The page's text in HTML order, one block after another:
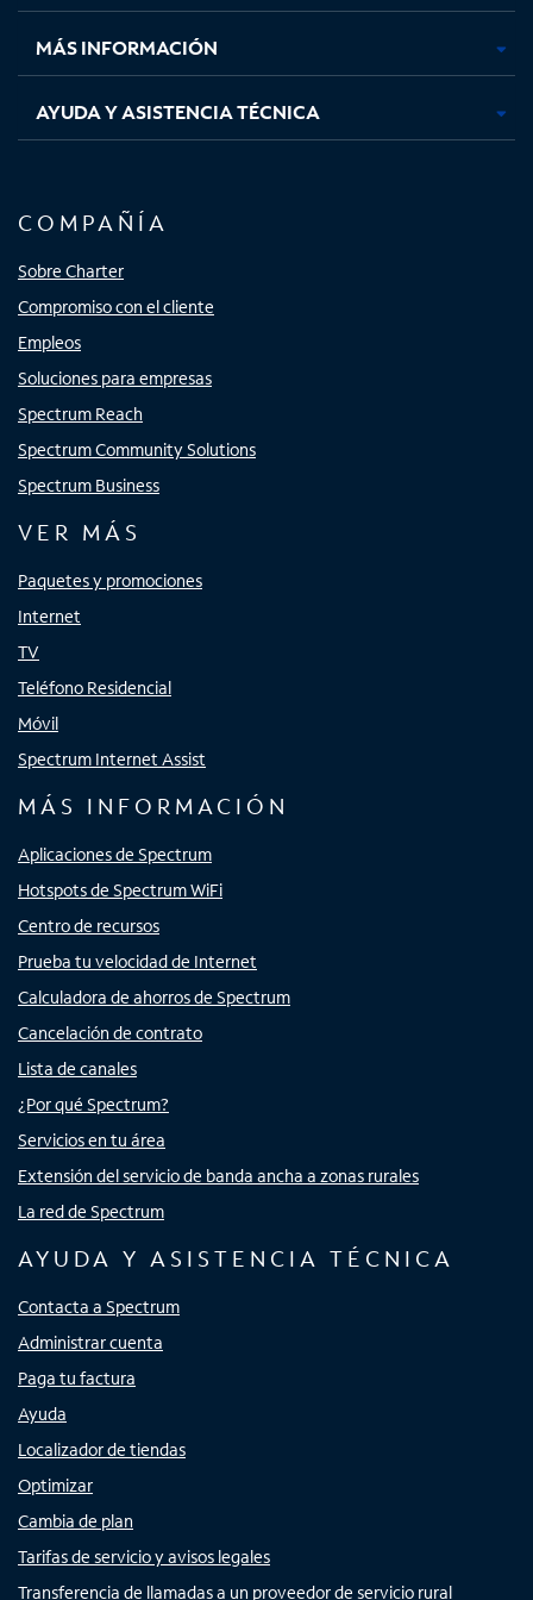
nuevanuevanuevanueva
MÁS INFORMACIÓN
AYUDA Y ASISTENCIA TÉCNICA
COMPAÑÍA
Sobre Charter
Compromiso con el cliente
Empleos
Soluciones para empresas
Spectrum Reach
Spectrum Community Solutions
Spectrum Business
VER MÁS
Paquetes y promociones
Internet
TV
Teléfono Residencial
Móvil
Spectrum Internet Assist
MÁS INFORMACIÓN
Aplicaciones de Spectrum
Hotspots de Spectrum WiFi
Centro de recursos
Prueba tu velocidad de Internet
Calculadora de ahorros de Spectrum
Cancelación de contrato
Lista de canales
¿Por qué Spectrum?
Servicios en tu área
Extensión del servicio de banda ancha a zonas rurales
La red de Spectrum
AYUDA Y ASISTENCIA TÉCNICA
Contacta a Spectrum
Administrar cuenta
Paga tu factura
Ayuda
Localizador de tiendas
Optimizar
Cambia de plan
Tarifas de servicio y avisos legales
Transferencia de llamadas a un proveedor de servicio rural